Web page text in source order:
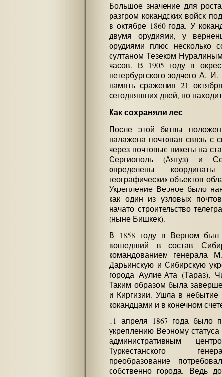
Большое значение для
разгром кокандских войск
в октябре 1860 года. У
двумя орудиями, у
орудиями плюс несколько
султаном Тезеком
часов. В 1905 году в
петербургского зодчего А.
память сражения 21
сегодняшних дней, но
Как сохраняли лес
После этой битвы
налажена почтовая связь с
через почтовые пикеты на
Сергиополь (Аягуз) и
определены
географических объектов
Укрепление Верное было
как один из узловых
начато строительство
(ныне Бишкек).
В 1858 году в Верном был
вошедший в состав
командованием генерала
Дарьинскую и Сибирскую
города Аулие-Ата (Тараз),
Таким образом была
и Киргизии. Ушла в небытие
кокандцами и в конечном
11 апреля 1867 года было
укреплению Верному
административным
Туркестанского
преобразование
собственно города. Ведь